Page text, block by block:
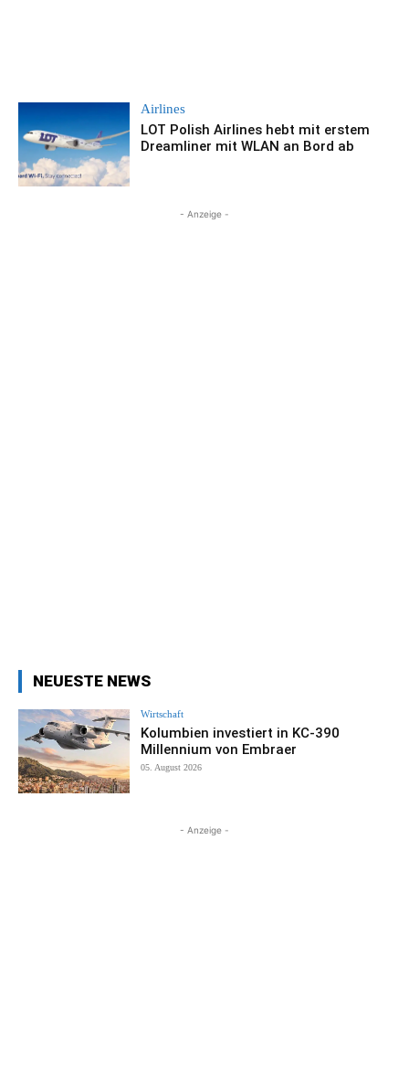
Airlines
LOT Polish Airlines hebt mit erstem
Dreamliner mit WLAN an Bord ab
- Anzeige -
NEUESTE NEWS
Wirtschaft
Kolumbien investiert in KC-390
Millennium von Embraer
05. August 2026
- Anzeige -